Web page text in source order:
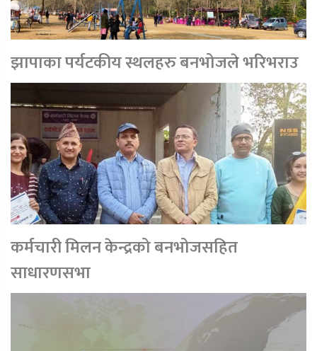
झापाका पर्यटकीय स्थलहरु बनभोजले भरिभराउ
कर्मचारी मिलन केन्द्रको बनभोजसहित
साधारणसभा